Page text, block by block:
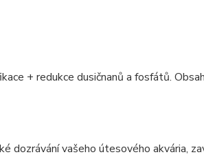
+ redukce dusičnanů a fosfátů.
vašeho útesového akvária,